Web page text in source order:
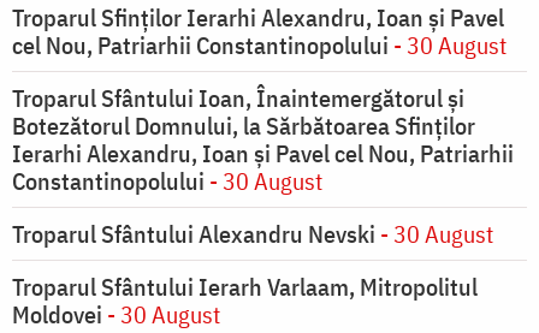
Troparul Sfinţilor Ierarhi Alexandru, Ioan şi Pavel
cel Nou, Patriarhii Constantinopolului - 30 August
Troparul Sfântului Ioan, Înaintemergătorul şi
Botezătorul Domnului, la Sărbătoarea Sfinţilor
Ierarhi Alexandru, Ioan şi Pavel cel Nou, Patriarhii
Constantinopolului - 30 August
Troparul Sfântului Alexandru Nevski - 30 August
Troparul Sfântului Ierarh Varlaam, Mitropolitul
Moldovei - 30 August